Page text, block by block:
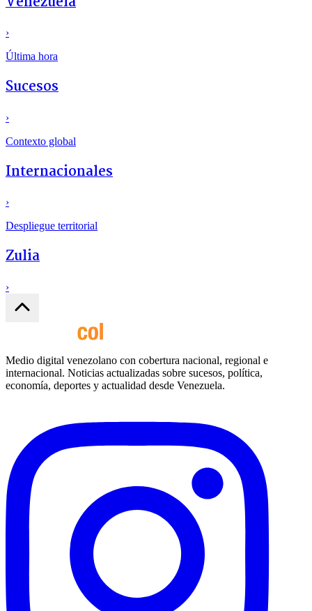
›
Última hora
Sucesos
›
Contexto global
Internacionales
›
Despliegue territorial
Zulia
›
Medio digital venezolano con cobertura nacional, regional e
internacional. Noticias actualizadas sobre sucesos, política,
economía, deportes y actualidad desde Venezuela.